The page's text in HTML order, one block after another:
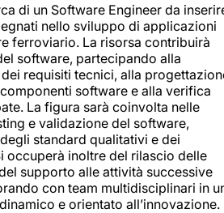
di un Software Engineer da
nello sviluppo di applicazioni
ferroviario. La risorsa contribuirà
software, partecipando alla
requisiti tecnici, alla
software e alla verifica
La figura sarà coinvolta nelle
e validazione del software,
standard qualitativi e dei
occuperà inoltre del rilascio delle
supporto alle attività successive
con team multidisciplinari in
e orientato all’innovazione.